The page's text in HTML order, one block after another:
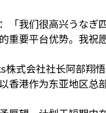
「我们很高兴うな
重要平台优势。我祝
株式会社社长阿部翔
香港作为东亚地区总